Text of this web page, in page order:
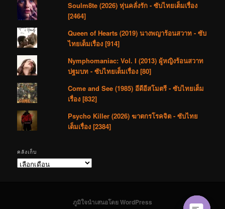
Soulm8te (2026) หุ่นคลั่งรัก - ซับไทยเต็มเรื่อง
[2464]
Queen of Hearts (2019) นางพญาร้อนสวาท - ซับ
ไทยเต็มเรื่อง [914]
Nymphomaniac: Vol. I (2013) ผู้หญิงร้อนสวาท
ปฐมบท - ซับไทยเต็มเรื่อง [80]
Come and See (1985) อีดีอีสโมตรี - ซับไทยเต็ม
เรื่อง [832]
Psycho Killer (2026) ฆาตกรโรคจิต - ซับไทย
เต็มเรื่อง [2384]
คลังเก็บ
คลัง
ภูมิใจนำเสนอโดย WordPress